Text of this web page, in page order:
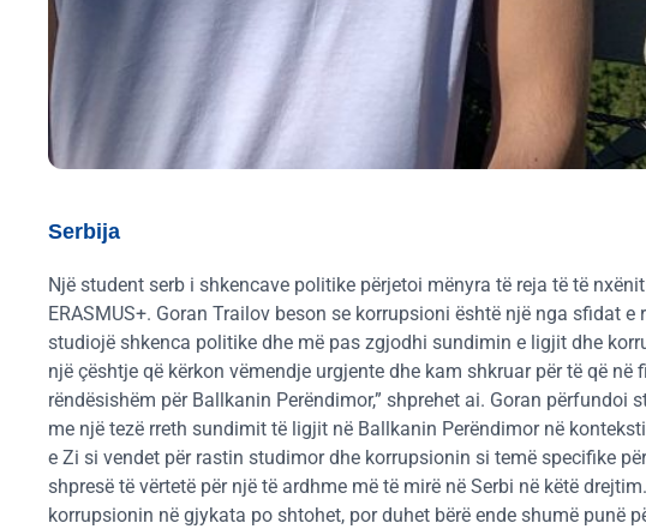
Serbija
Një student serb i shkencave politike përjetoi mënyra të reja të të
ERASMUS+. Goran Trailov beson se korrupsioni është një nga sfidat
studiojë shkenca politike dhe më pas zgjodhi sundimin e ligjit dhe
një çështje që kërkon vëmendje urgjente dhe kam shkruar për të që
rëndësishëm për Ballkanin Perëndimor,” shprehet ai. Goran
me një tezë rreth sundimit të ligjit në Ballkanin Perëndimor në
e Zi si vendet për rastin studimor dhe korrupsionin si temë specifike
shpresë të vërtetë për një të ardhme më të mirë në Serbi në këtë
korrupsionin në gjykata po shtohet, por duhet bërë ende shumë punë